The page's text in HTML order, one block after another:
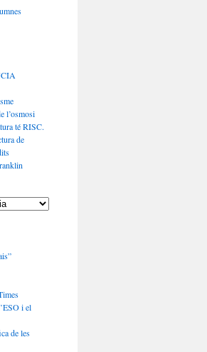
l’osmosi
té RISC.
de
i el
de les